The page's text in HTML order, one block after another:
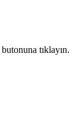
butonuna tıklayın.